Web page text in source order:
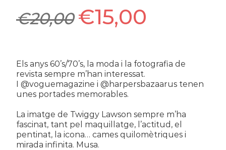
€20,00 €15,00
Els anys 60’s/70’s, la moda i la fotografia de
revista sempre m’han interessat.
@voguemagazine i @harpersbazaarus tenen
unes portades memorables.
La imatge de Twiggy Lawson sempre m’ha
fascinat, tant pel maquillatge, l’actitud, el
pentinat, la icona… cames quilomètriques i
mirada infinita. Musa.